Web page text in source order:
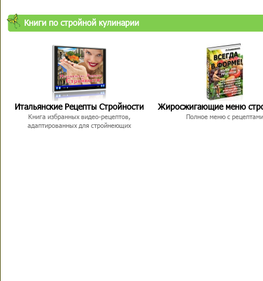
Книги по стройной кулинарии
Итальянские Рецепты Стройности
Книга избранных видео-рецептов,
адаптированных для стройнеющих
Жиросжигающие меню
Полное меню с рецептами